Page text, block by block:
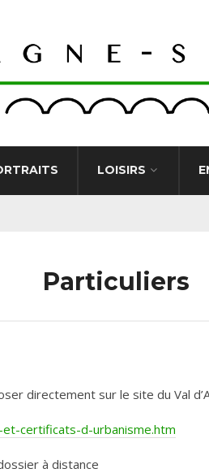
LOISIRS
Particuliers
directement sur le site du Val
certificats-d-urbanisme.htm
à distance